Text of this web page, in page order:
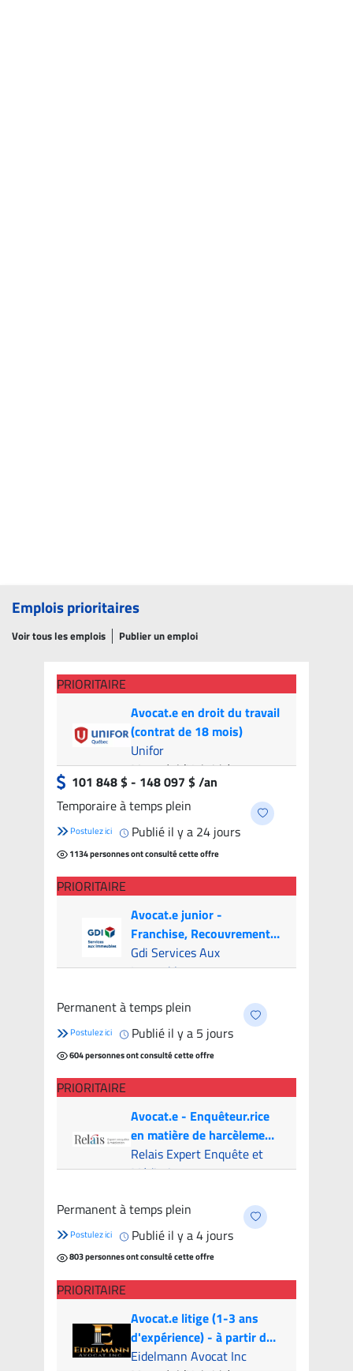
Emplois prioritaires
Voir tous les emplois Publier un emploi
PRIORITAIRE
Avocat.e en droit du travail
(contrat de 18 mois)
Unifor
Montréal (Hybride)- 9
candidats
101 848 $ - 148 097 $ /an
Temporaire à temps plein
Postulez ici Publié il y a 24 jours
1134 personnes ont consulté cette offre
PRIORITAIRE
Avocat.e junior -
Franchise, Recouvrement
et Litige (Canada & USA)
Gdi Services Aux
Immeubles
candidats
Permanent à temps plein
Postulez ici Publié il y a 5 jours
604 personnes ont consulté cette offre
PRIORITAIRE
Avocat.e - Enquêteur.rice
en matière de harcèlement
psychologique
Relais Expert Enquête et
Médiation
candidats
Permanent à temps plein
Postulez ici Publié il y a 4 jours
803 personnes ont consulté cette offre
PRIORITAIRE
Avocat.e litige (1-3 ans
d'expérience) - à partir de
100k par année | Litigation
Eidelmann Avocat Inc